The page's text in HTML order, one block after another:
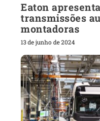
Eaton
transmissões
montadoras
13 de junho de 2024